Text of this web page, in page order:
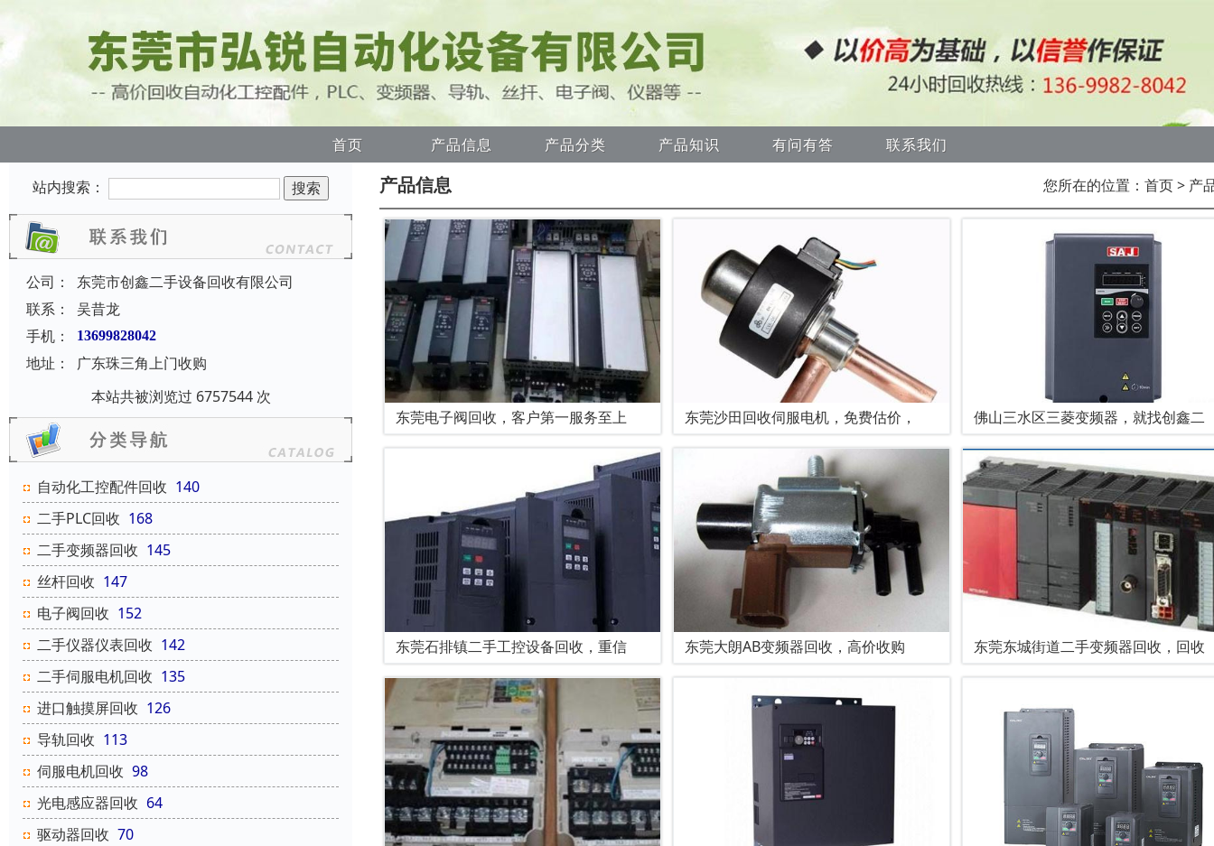
首页 产品信息 产品分类 产品知识 有问有答 联系我们
站内搜索：
公司：
东莞市创鑫二手设备回收有限公司
联系：
吴昔龙
手机：
13699828042
地址：
广东珠三角上门收购
本站共被浏览过 6757544 次
自动化工控配件回收 140
二手PLC回收 168
二手变频器回收 145
丝杆回收 147
电子阀回收 152
二手仪器仪表回收 142
二手伺服电机回收 135
进口触摸屏回收 126
导轨回收 113
伺服电机回收 98
光电感应器回收 64
驱动器回收 70
产品信息 您所在的位置： 首页> 产
东莞电子阀回收，客户第一服务至上 东莞沙田回收伺服电机，免费估价， 佛山三水区三菱变频器，就找创鑫二
东莞石排镇二手工控设备回收，重信 东莞大朗AB变频器回收，高价收购 东莞东城街道二手变频器回收，回收